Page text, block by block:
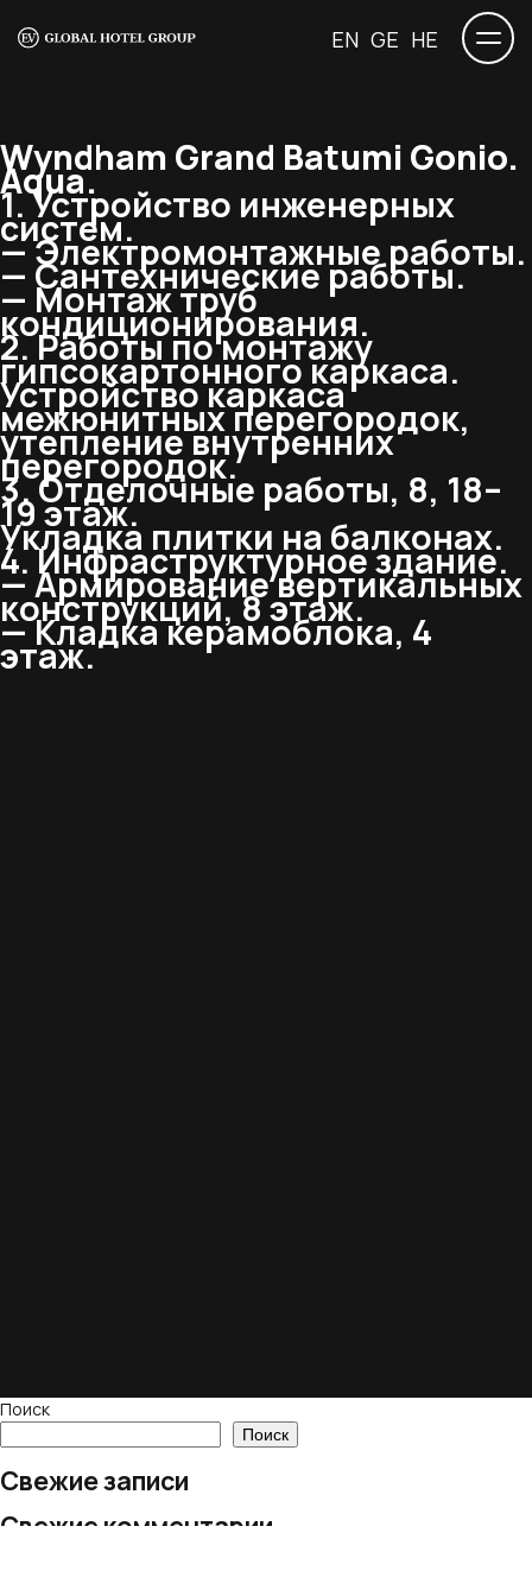
EN GE HE
Wyndham Grand Batumi Gonio.
Aqua.
1. Устройство инженерных
систем.
— Электромонтажные работы.
— Сантехнические работы.
— Монтаж труб
кондиционирования.
2. Работы по монтажу
гипсокартонного каркаса.
Устройство каркаса
межюнитных перегородок,
утепление внутренних
перегородок.
3. Отделочные работы, 8, 18–
19 этаж.
Укладка плитки на балконах.
4. Инфраструктурное здание.
— Армирование вертикальных
конструкций, 8 этаж.
— Кладка керамоблока, 4
этаж.
Поиск
Поиск
Свежие записи
Свежие комментарии